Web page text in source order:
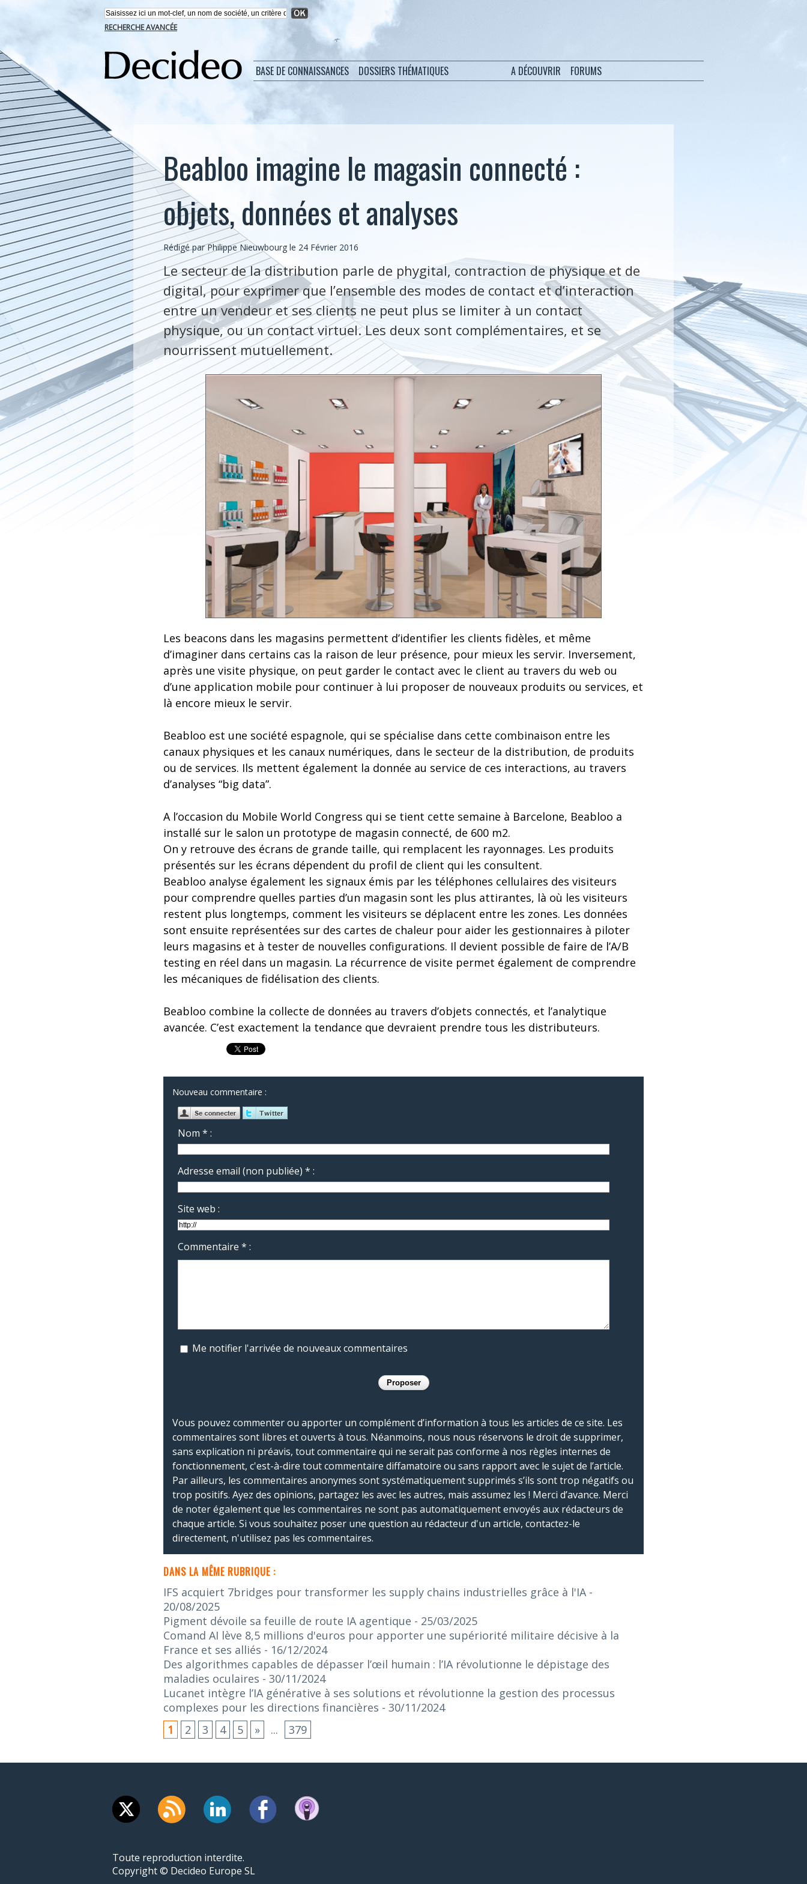
RECHERCHE AVANCÉE
BASE DE CONNAISSANCES DOSSIERS THÉMATIQUES A DÉCOUVRIR FORUMS
Beabloo imagine le magasin connecté :
objets, données et analyses
Rédigé parPhilippe Nieuwbourgle 24 Février 2016
Le secteur de la distribution parle de phygital, contraction de physique et de
digital, pour exprimer que l’ensemble des modes de contact et d’interaction
entre un vendeur et ses clients ne peut plus se limiter à un contact
physique, ou un contact virtuel. Les deux sont complémentaires, et se
nourrissent mutuellement.
Les beacons dans les magasins permettent d’identifier les clients fidèles, et même
d’imaginer dans certains cas la raison de leur présence, pour mieux les servir. Inversement,
après une visite physique, on peut garder le contact avec le client au travers du web ou
d’une application mobile pour continuer à lui proposer de nouveaux produits ou services, et
là encore mieux le servir.
Beabloo est une société espagnole, qui se spécialise dans cette combinaison entre les
canaux physiques et les canaux numériques, dans le secteur de la distribution, de produits
ou de services. Ils mettent également la donnée au service de ces interactions, au travers
d’analyses “big data”.
A l’occasion du Mobile World Congress qui se tient cette semaine à Barcelone, Beabloo a
installé sur le salon un prototype de magasin connecté, de 600 m2.
On y retrouve des écrans de grande taille, qui remplacent les rayonnages. Les produits
présentés sur les écrans dépendent du profil de client qui les consultent.
Beabloo analyse également les signaux émis par les téléphones cellulaires des visiteurs
pour comprendre quelles parties d’un magasin sont les plus attirantes, là où les visiteurs
restent plus longtemps, comment les visiteurs se déplacent entre les zones. Les données
sont ensuite représentées sur des cartes de chaleur pour aider les gestionnaires à piloter
leurs magasins et à tester de nouvelles configurations. Il devient possible de faire de l’A/B
testing en réel dans un magasin. La récurrence de visite permet également de comprendre
les mécaniques de fidélisation des clients.
Beabloo combine la collecte de données au travers d’objets connectés, et l’analytique
avancée. C’est exactement la tendance que devraient prendre tous les distributeurs.
Nouveau commentaire :
Nom * :
Adresse email (non publiée) * :
Site web :
Commentaire * :
Me notifier l'arrivée de nouveaux commentaires
Vous pouvez commenter ou apporter un complément d’information à tous les articles de ce site. Les
commentaires sont libres et ouverts à tous. Néanmoins, nous nous réservons le droit de supprimer,
sans explication ni préavis, tout commentaire qui ne serait pas conforme à nos règles internes de
fonctionnement, c'est-à-dire tout commentaire diffamatoire ou sans rapport avec le sujet de l’article.
Par ailleurs, les commentaires anonymes sont systématiquement supprimés s’ils sont trop négatifs ou
trop positifs. Ayez des opinions, partagez les avec les autres, mais assumez les ! Merci d’avance. Merci
de noter également que les commentaires ne sont pas automatiquement envoyés aux rédacteurs de
chaque article. Si vous souhaitez poser une question au rédacteur d'un article, contactez-le
directement, n'utilisez pas les commentaires.
DANS LA MÊME RUBRIQUE :
IFS acquiert 7bridges pour transformer les supply chains industrielles grâce à l'IA -
20/08/2025
Pigment dévoile sa feuille de route IA agentique - 25/03/2025
Comand AI lève 8,5 millions d'euros pour apporter une supériorité militaire décisive à la
France et ses alliés - 16/12/2024
Des algorithmes capables de dépasser l’œil humain : l’IA révolutionne le dépistage des
maladies oculaires - 30/11/2024
Lucanet intègre l’IA générative à ses solutions et révolutionne la gestion des processus
complexes pour les directions financières - 30/11/2024
1
2 3 4 5 » ... 379
Toute reproduction interdite.
Copyright © Decideo Europe SL